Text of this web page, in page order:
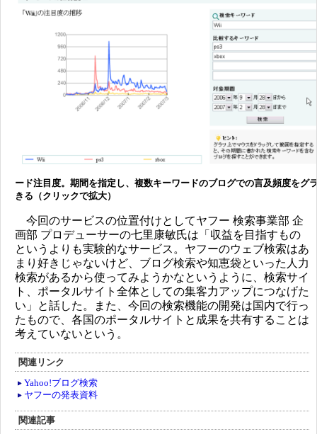
ード注目度。期間を指定し、複数キーワードのブログでの言及頻度をグ
きる（クリックで拡大）
今回のサービスの位置付けとしてヤフー 検索事業部 企
画部 プロデューサーの七里康敏氏は「収益を目指すもの
というよりも実験的なサービス。ヤフーのウェブ検索はあ
まり好きじゃないけど、ブログ検索や知恵袋といった人力
検索があるから使ってみようかなというように、検索サイ
ト、ポータルサイト全体としての集客力アップにつなげた
い」と話した。また、今回の検索機能の開発は国内で行っ
たもので、各国のポータルサイトと成果を共有することは
考えていないという。
関連リンク
Yahoo!ブログ検索
ヤフーの発表資料
関連記事